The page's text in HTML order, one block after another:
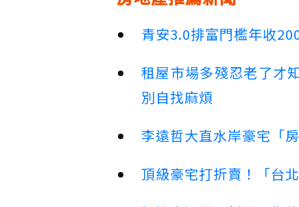
青安3.0排富門檻年收
租屋市場多殘忍老了才
別自找麻煩
李遠哲大直水岸豪宅「
頂級豪宅打折賣！「台